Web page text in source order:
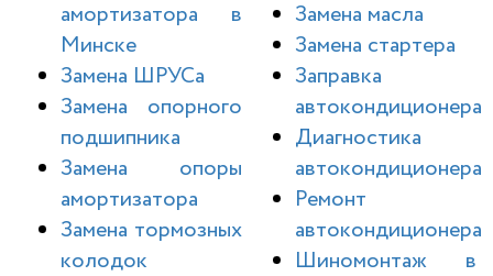
амортизатора в
Минске
Замена ШРУСа
Замена опорного
подшипника
Замена опоры
амортизатора
Замена тормозных
колодок
Замена масла
Замена стартера
Заправка
автокондиционера
Диагностика
автокондиционера
Ремонт
автокондиционера
Шиномонтаж в